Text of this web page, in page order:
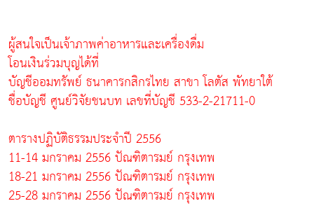
ผู้สนใจเป็นเจ้าภาพค่าอาหารและเครื่องดื่ม
โอนเงินร่วมบุญได้ที่
บัญชีออมทรัพย์ ธนาคารกสิกรไทย สาขา โลตัส พัทยาใต้
ชื่อบัญชี ศูนย์วิจัยชนบท เลขที่บัญชี 533-2-21711-0
ตารางปฏิบัติธรรมประจำปี 2556
11-14 มกราคม 2556 ปัณฑิตารมย์ กรุงเทพ
18-21 มกราคม 2556 ปัณฑิตารมย์ กรุงเทพ
25-28 มกราคม 2556 ปัณฑิตารมย์ กรุงเทพ